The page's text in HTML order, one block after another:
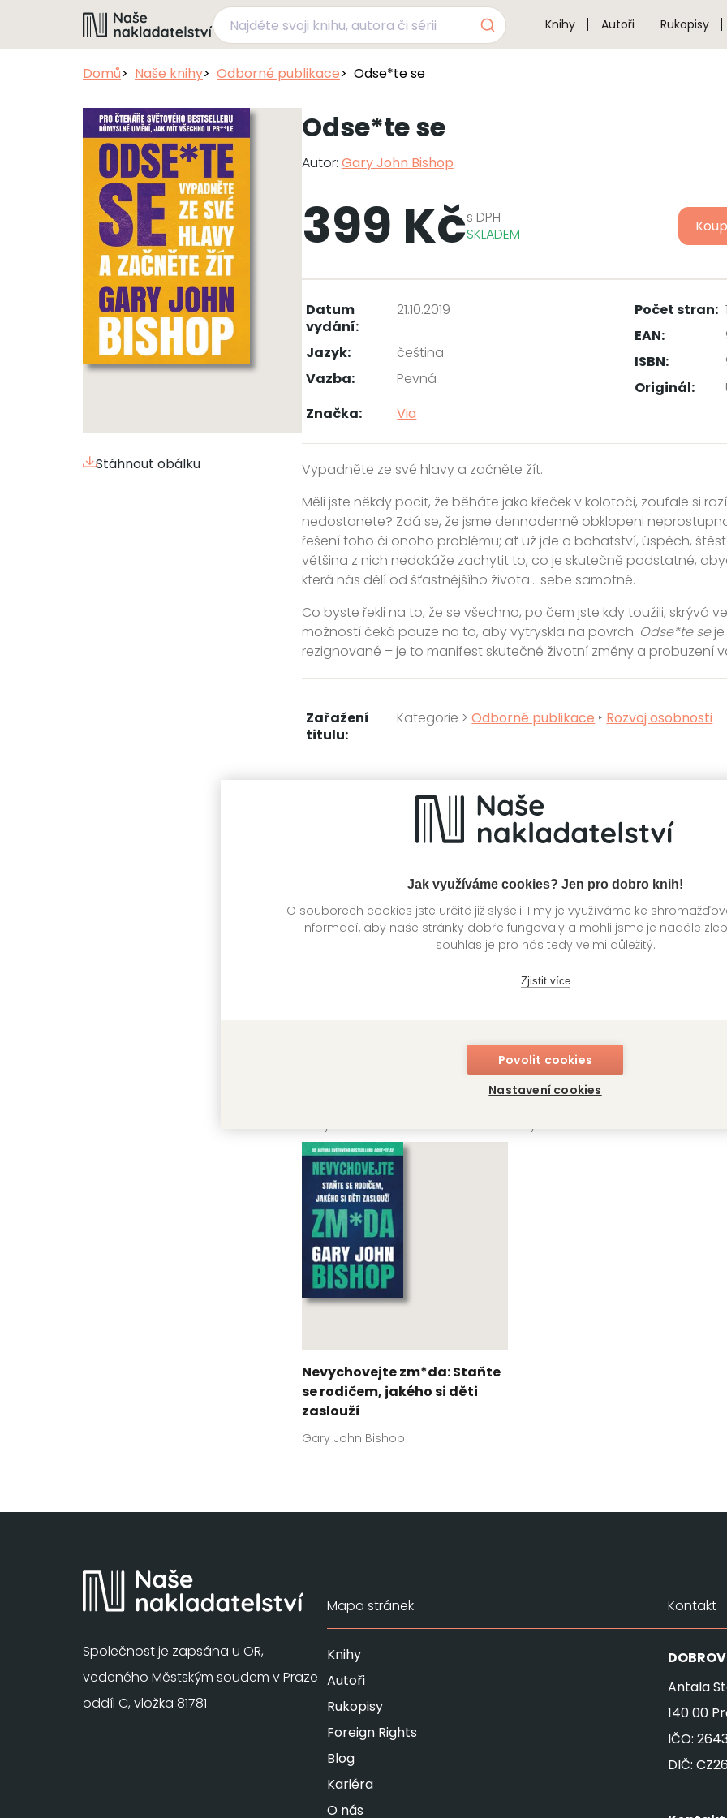
Jak využíváme cookies? Jen pro dobro knih!
O souborech cookies jste určitě již slyšeli. I my je využíváme ke
informací, aby naše stránky dobře fungovaly a mohli jsme je nadále
souhlas je pro nás tedy velmi důležitý.
Zjistit více
Povolit cookies
Nastavení cookies
Knihy Autoři Rukopisy
Domů Naše knihy Odborné publikace Odse*te se
Stáhnout obálku
Odse*te se
Autor: Gary John Bishop
399 Kčs DPH
SKLADEM
Datum
vydání:
21.10.2019
Jazyk:
čeština
Vazba:
Pevná
Počet stran:
EAN:
ISBN:
Originál:
Značka:
Via
Vypadněte ze své hlavy a začněte žít.
Měli jste někdy pocit, že běháte jako křeček v kolotoči, zoufale si
nedostanete? Zdá se, že jsme dennodenně obklopeni
řešení toho či onoho problému; ať už jde o bohatství, úspěch,
většina z nich nedokáže zachytit to, co je skutečně podstatné,
která nás dělí od šťastnějšího života… sebe samotné.
Co byste řekli na to, že se všechno, po čem jste kdy toužili, skrývá
možností čeká pouze na to, aby vytryskla na povrch. Odse*te seje
rezignované – je to manifest skutečné životní změny a probuzení
Zařažení
titulu:
Kategorie >Odborné publikace ‣ Rozvoj osobnosti
Další knihy autora
Gary John Bishop
Chytře na prů*ery
Gary John Bishop
Nevychovejte zm*da: Staňte
se rodičem, jakého si děti
zaslouží
Gary John Bishop
Společnost je zapsána u OR,
vedeného Městským soudem v Praze
oddíl C, vložka 81781
Mapa stránek
Knihy
Autoři
Rukopisy
Foreign Rights
Blog
Kariéra
O nás
Kontakt
Antala
140 00
IČO:
DIČ: